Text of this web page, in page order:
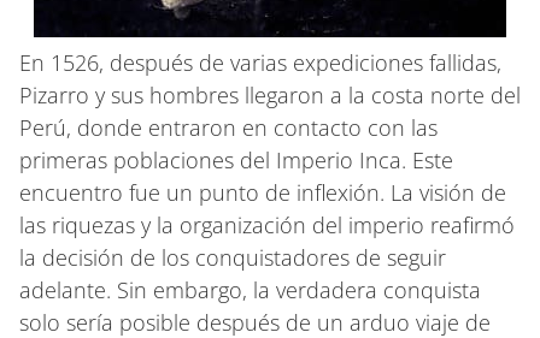
En 1526, después de varias expediciones fallidas,
Pizarro y sus hombres llegaron a la costa norte del
Perú, donde entraron en contacto con las
primeras poblaciones del Imperio Inca. Este
encuentro fue un punto de inflexión. La visión de
las riquezas y la organización del imperio reafirmó
la decisión de los conquistadores de seguir
adelante. Sin embargo, la verdadera conquista
solo sería posible después de un arduo viaje de